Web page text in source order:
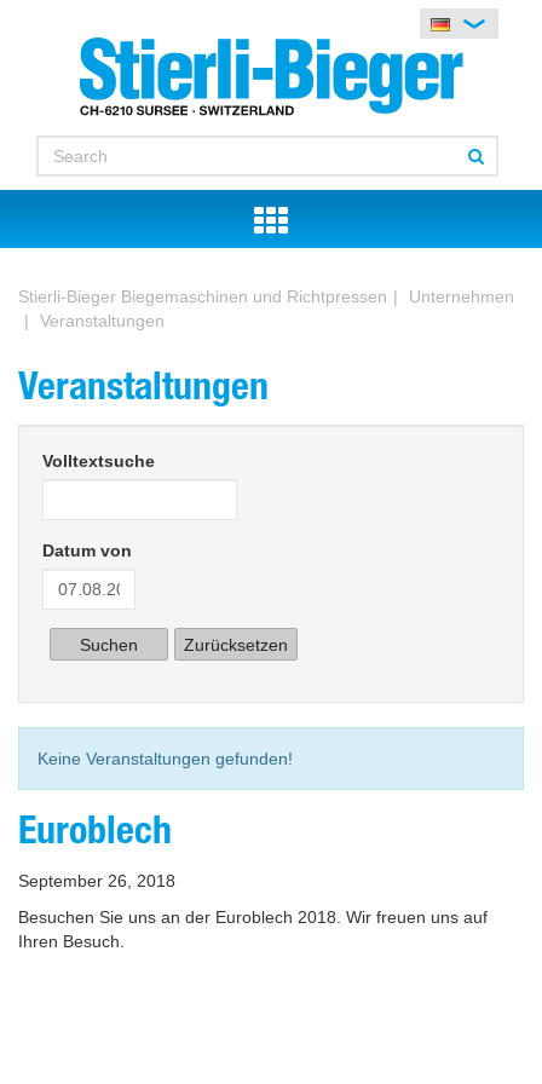
Stierli-Bieger Biegemaschinen und Richtpressen
Unternehmen
Veranstaltungen
Veranstaltungen
Volltextsuche
Datum von
Zurücksetzen
Keine Veranstaltungen gefunden!
Euroblech
September 26, 2018
Besuchen Sie uns an der Euroblech 2018. Wir freuen uns auf
Ihren Besuch.